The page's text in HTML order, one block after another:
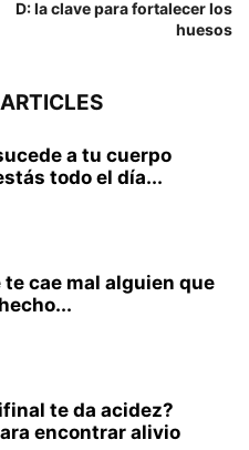
D: la clave para fortalecer los
huesos
a tu cuerpo
todo el día...
te cae mal alguien que
te da acidez?
encontrar alivio